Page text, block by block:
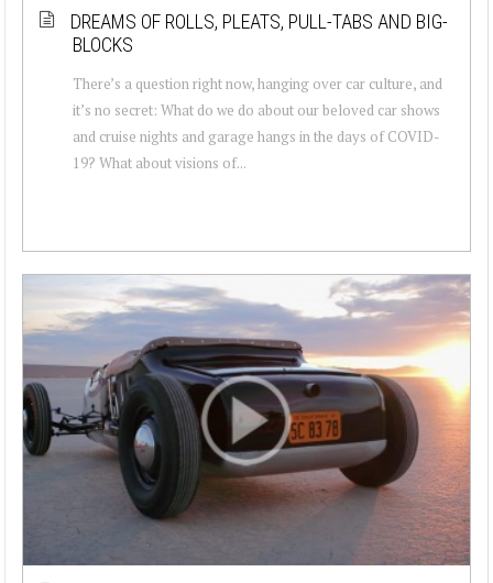
DREAMS OF ROLLS, PLEATS, PULL-TABS AND BIG-
BLOCKS
There’s a question right now, hanging over car culture, and
it’s no secret: What do we do about our beloved car shows
and cruise nights and garage hangs in the days of COVID-
19? What about visions of...